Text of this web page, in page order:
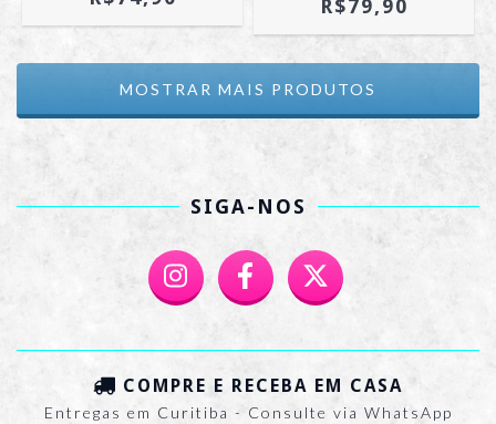
R$79,90
MOSTRAR MAIS PRODUTOS
SIGA-NOS
COMPRE E RECEBA EM CASA
Entregas em Curitiba - Consulte via WhatsApp